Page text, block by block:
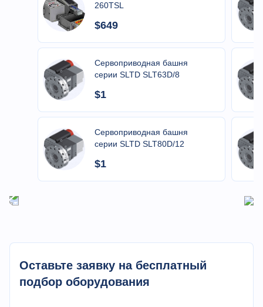
Ходовой винт/
ходовая рейка
второй
уровень
FAG
Уровень
Параметр Значение
Макс диаметр
материала в
главном шпинделе
45 мм
Мин диаметр
кроватью
Макс диаметр
¢450 мм
260TSL
$649
Сервоприводная башня
серии SLTD SLT63D/8
$1
Сервоприводная башня
серии SLTD SLT80D/12
$1
Оставьте заявку на бесплатный
подбор оборудования